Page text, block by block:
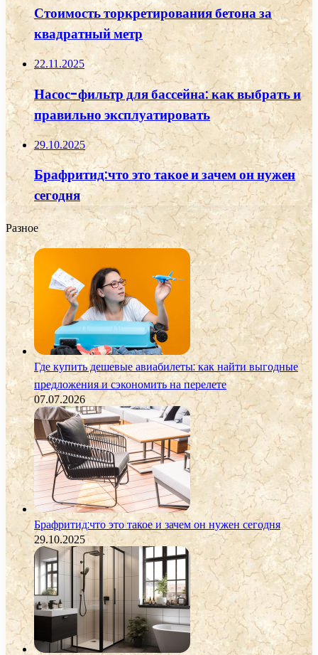
Стоимость торкретирования бетона за
квадратный метр
22.11.2025
Насос-фильтр для бассейна: как выбрать и
правильно эксплуатировать
29.10.2025
Брафритид:что это такое и зачем он нужен
сегодня
Разное
Где купить дешевые авиабилеты: как найти выгодные
предложения и сэкономить на перелете
07.07.2026
Брафритид:что это такое и зачем он нужен сегодня
29.10.2025